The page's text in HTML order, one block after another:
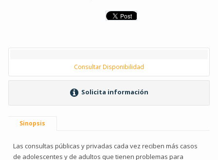
Consultar Disponibilidad
Solicita información
Sinopsis
Las consultas públicas y privadas cada vez reciben más casos
de adolescentes y de adultos que tienen problemas para